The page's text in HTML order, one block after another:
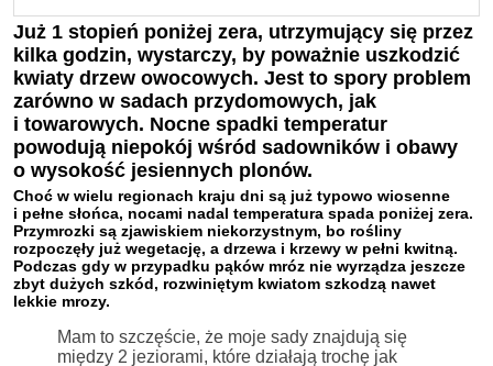
Już 1 stopień poniżej zera, utrzymujący się przez
kilka godzin, wystarczy, by poważnie uszkodzić
kwiaty drzew owocowych. Jest to spory problem
zarówno w sadach przydomowych, jak
i towarowych. Nocne spadki temperatur
powodują niepokój wśród sadowników i obawy
o wysokość jesiennych plonów.
Choć w wielu regionach kraju dni są już typowo wiosenne
i pełne słońca, nocami nadal temperatura spada poniżej zera.
Przymrozki są zjawiskiem niekorzystnym, bo rośliny
rozpoczęły już wegetację, a drzewa i krzewy w pełni kwitną.
Podczas gdy w przypadku pąków mróz nie wyrządza jeszcze
zbyt dużych szkód, rozwiniętym kwiatom szkodzą nawet
lekkie mrozy.
Mam to szczęście, że moje sady znajdują się
między 2 jeziorami, które działają trochę jak